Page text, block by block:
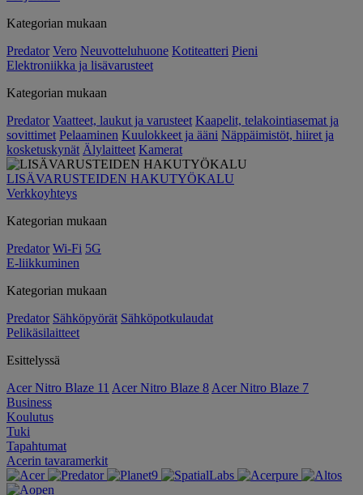
Kategorian mukaan
Predator Vero Neuvotteluhuone Kotiteatteri Pieni
Elektroniikka ja lisävarusteet
Kategorian mukaan
Predator Vaatteet, laukut ja varusteet Kaapelit, telakointiasemat ja
sovittimet Pelaaminen Kuulokkeet ja ääni Näppäimistöt, hiiret ja
kosketuskynät Älylaitteet Kamerat
LISÄVARUSTEIDEN HAKUTYÖKALU
Verkkoyhteys
Kategorian mukaan
Predator Wi-Fi 5G
E-liikkuminen
Kategorian mukaan
Predator Sähköpyörät Sähköpotkulaudat
Pelikäsilaitteet
Esittelyssä
Acer Nitro Blaze 11 Acer Nitro Blaze 8 Acer Nitro Blaze 7
Business
Koulutus
Tuki
Tapahtumat
Acerin tavaramerkit